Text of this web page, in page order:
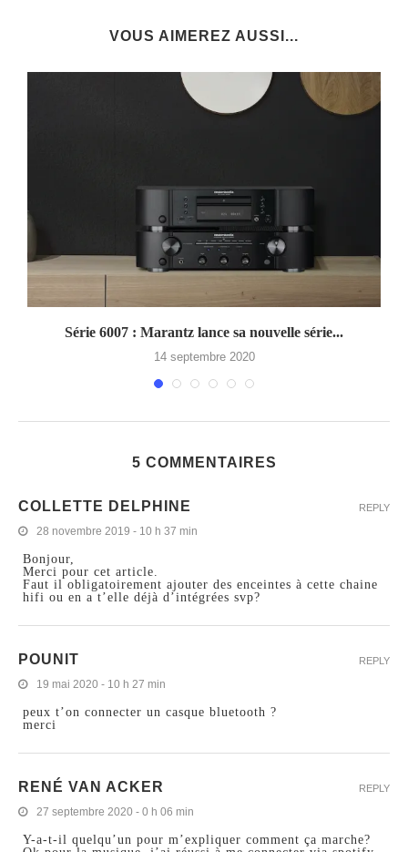
VOUS AIMEREZ AUSSI...
Série 6007 : Marantz lance sa nouvelle série...
14 septembre 2020
5 COMMENTAIRES
COLLETTE DELPHINE
28 novembre 2019 - 10 h 37 min
Bonjour,
Merci pour cet article.
Faut il obligatoirement ajouter des enceintes à cette chaine
hifi ou en a t’elle déjà d’intégrées svp?
REPLY
POUNIT
19 mai 2020 - 10 h 27 min
peux t’on connecter un casque bluetooth ?
merci
REPLY
RENÉ VAN ACKER
27 septembre 2020 - 0 h 06 min
Y-a-t-il quelqu’un pour m’expliquer comment ça marche?
REPLY